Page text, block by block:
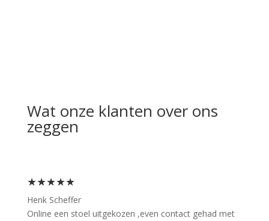
Wat onze klanten over ons
zeggen
★★★★★
Henk Scheffer
Online een stoel uitgekozen ,even contact gehad met